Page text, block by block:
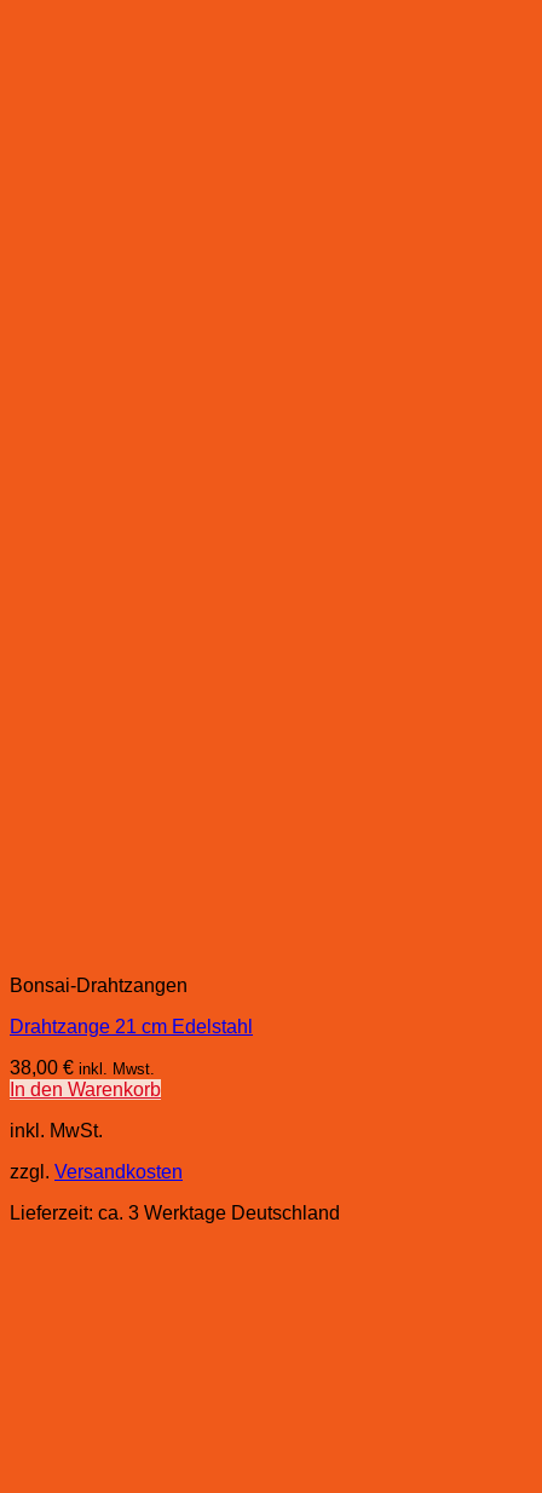
Bonsai-Drahtzangen
Drahtzange 21 cm Edelstahl
38,00 € inkl. Mwst.
In den Warenkorb
inkl. MwSt.
zzgl. Versandkosten
Lieferzeit: ca. 3 Werktage Deutschland